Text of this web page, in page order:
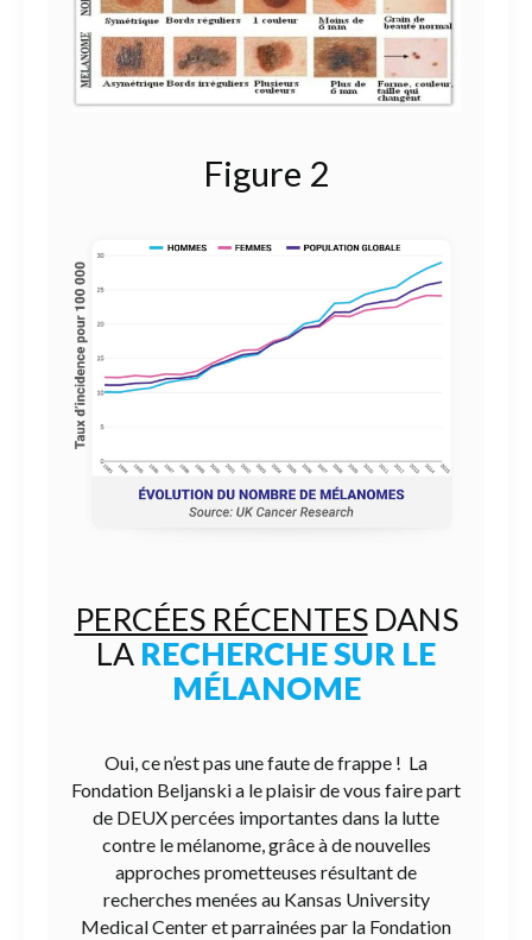
Figure 2
PERCÉES RÉCENTESDANS
LA RECHERCHE SUR LE
MÉLANOME
Oui, ce n’est pas une faute de frappe ! La
Fondation Beljanski a le plaisir de vous faire part
de DEUX percées importantes dans la lutte
contre le mélanome, grâce à de nouvelles
approches prometteuses résultant de
recherches menées au Kansas University
Medical Center et parrainées par la Fondation